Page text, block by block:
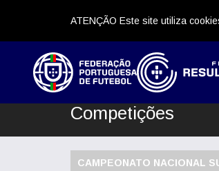
ATENÇÃO Este site utiliza
Competições
CAMPEONATO NACIONAL